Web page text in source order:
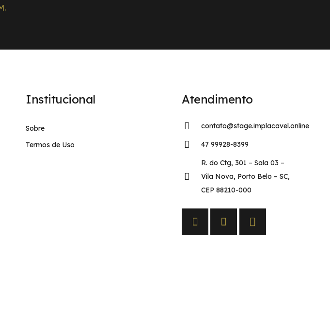
Institucional
Sobre
Termos de Uso
Atendimento
contato@stage.implacavel.online
47 99928-8399
R. do Ctg, 301 – Sala 03 –
Vila Nova, Porto Belo – SC,
CEP 88210-000